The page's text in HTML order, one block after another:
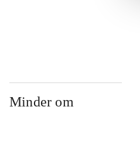
Minder om